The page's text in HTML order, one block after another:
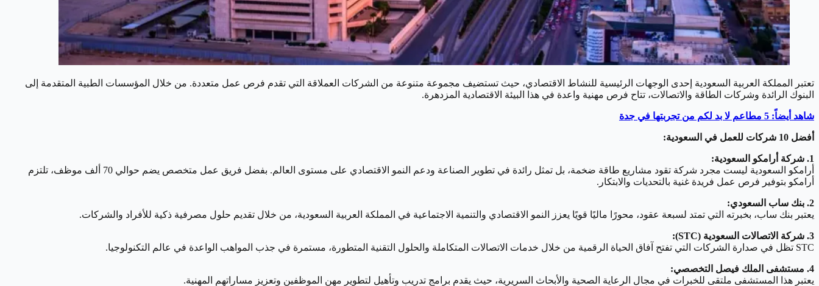
تعتبر المملكة العربية السعودية إحدى الوجهات الرئيسية للنشاط الاقتصادي، حيث تستضيف مجموعة متنوعة من الشركات العملاقة التي تقدم فرص عمل متعددة. من خلال المؤسسات الطبية المتقدمة إلى
البنوك الرائدة وشركات الطاقة والاتصالات، تتاح فرص مهنية واعدة في هذا البيئة الاقتصادية المزدهرة.
شاهد أيضاً: 5 مطاعم لا بد لكم من تجربتها في جدة
أفضل 10 شركات للعمل في السعودية:
1. شركة أرامكو السعودية:
أرامكو السعودية ليست مجرد شركة تقود مشاريع طاقة ضخمة، بل تمثل رائدة في تطوير الصناعة ودعم النمو الاقتصادي على مستوى العالم. بفضل فريق عمل متخصص يضم حوالي 70 ألف موظف، تلتزم
أرامكو بتوفير فرص عمل فريدة غنية بالتحديات والابتكار.
2. بنك ساب السعودي:
يعتبر بنك ساب، بخبرته التي تمتد لسبعة عقود، محورًا ماليًا قويًا يعزز النمو الاقتصادي والتنمية الاجتماعية في المملكة العربية السعودية، من خلال تقديم حلول مصرفية ذكية للأفراد والشركات.
3. شركة الاتصالات السعودية (STC):
STC تظل في صدارة الشركات التي تفتح آفاق الحياة الرقمية من خلال خدمات الاتصالات المتكاملة والحلول التقنية المتطورة، مستمرة في جذب المواهب الواعدة في عالم التكنولوجيا.
4. مستشفى الملك فيصل التخصصي:
يعتبر هذا المستشفى ملتقى للخبرات في مجال الرعاية الصحية والأبحاث السريرية، حيث يقدم برامج تدريب وتأهيل لتطوير مهن الموظفين وتعزيز مساراتهم المهنية.